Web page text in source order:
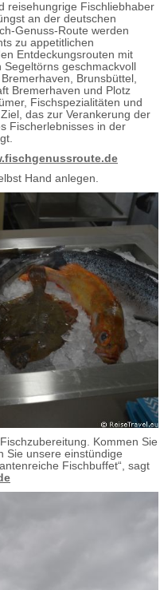
reisehungrige Fischliebhaber
an der deutschen
Genuss-Route werden
zu appetitlichen
Entdeckungsrouten mit
geschmackvoll
Brunsbüttel,
Bremerhaven und Plotz
Fischspezialitäten und
das zur Verankerung der
Fischerlebnisses in der
Hand anlegen.
Kommen Sie
Sie unsere einstündige
Fischbuffet“, sagt